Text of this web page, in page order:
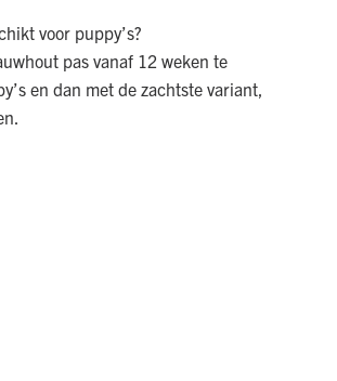
voor puppy’s?
pas vanaf 12 weken te
en dan met de zachtste variant,